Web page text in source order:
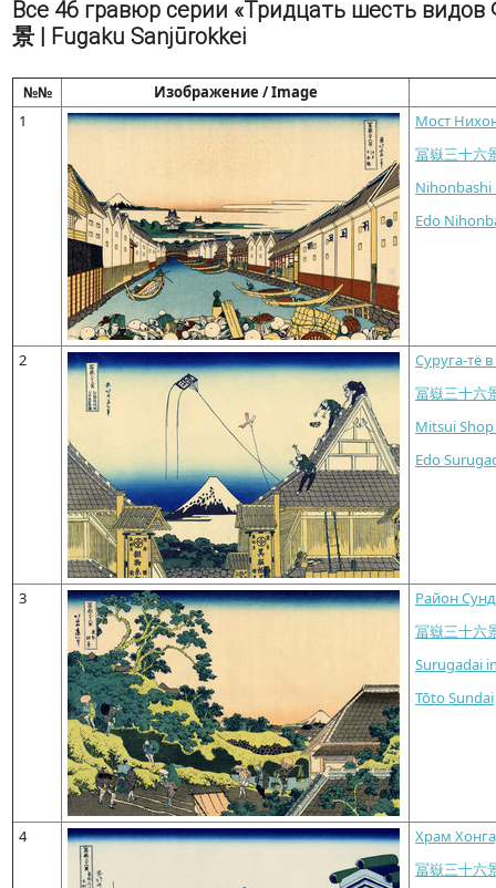
Все 46 гравюр серии «Тридцать шесть
景 | Fugaku Sanjūrokkei
№№
Изображение / Image
1
Мост
冨嶽三十
Nihonbashi
Edo
2
Суруга-тё
冨嶽三十六
Mitsui
Edo
3
Район
冨嶽三十
Surugadai
Tōto Sundai
4
Храм
冨嶽三十六